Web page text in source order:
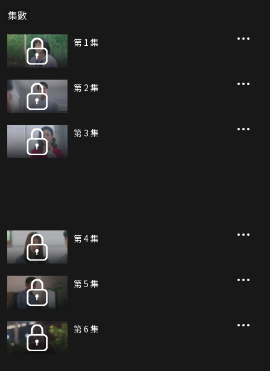
集數
第 1 集
第 2 集
第 3 集
第 4 集
第 5 集
第 6 集